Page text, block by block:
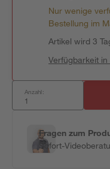
Nur wenige
Bestellung im
Artikel wird 3
Verfügbarkeit
Anzahl:
Fragen zum
Sofort-